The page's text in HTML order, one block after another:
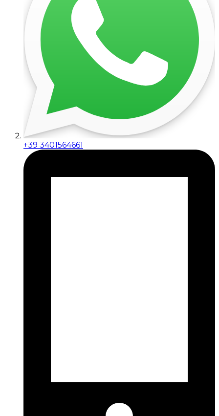
+39 3401564661